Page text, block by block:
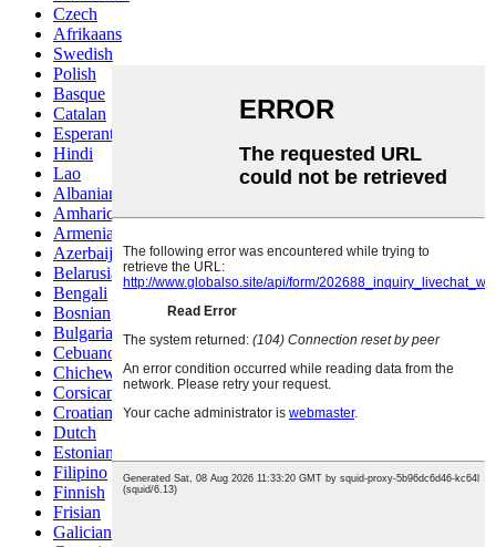
Czech
Afrikaans
Swedish
Polish
Basque
Catalan
Esperanto
Hindi
Lao
Albanian
Amharic
Armenian
Azerbaijani
Belarusian
Bengali
Bosnian
Bulgarian
Cebuano
Chichewa
Corsican
Croatian
Dutch
Estonian
Filipino
Finnish
Frisian
Galician